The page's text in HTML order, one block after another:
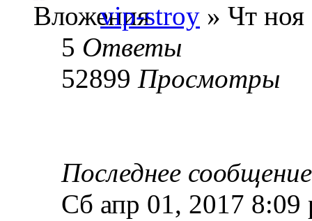
vip-stroy » Чт
5 Ответы
52899 Просмотры
Последнее
Сб апр 01, 2017 8:09